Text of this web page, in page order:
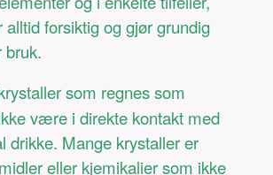
forsiktig og gjør grundig
bruk.
som regnes som
være i direkte kontakt med
drikke. Mange krystaller er
eller kjemikalier som ikke